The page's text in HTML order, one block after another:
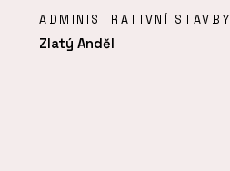
ADMINISTRATIVNÍ STAVBY
Zlatý Anděl